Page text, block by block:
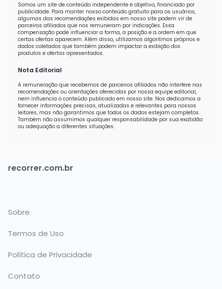
Somos um site de conteúdo independente e objetivo, financiado por
publicidade. Para manter nosso conteúdo gratuito para os usuários,
algumas das recomendações exibidas em nosso site podem vir de
parceiros afiliados que nos remuneram por indicações. Essa
compensação pode influenciar a forma, a posição e a ordem em que
certas ofertas aparecem. Além disso, utilizamos algoritmos próprios e
dados coletados que também podem impactar a exibição dos
produtos e ofertas apresentados.
Nota Editorial
A remuneração que recebemos de parceiros afiliados não interfere nas
recomendações ou orientações oferecidas por nossa equipe editorial,
nem influencia o conteúdo publicado em nosso site. Nos dedicamos a
fornecer informações precisas, atualizadas e relevantes para nossos
leitores, mas não garantimos que todos os dados estejam completos.
Também não assumimos qualquer responsabilidade por sua exatidão
ou adequação a diferentes situações.
recorrer.com.br
Sobre
Termos de Uso
Política de Privacidade
Contato